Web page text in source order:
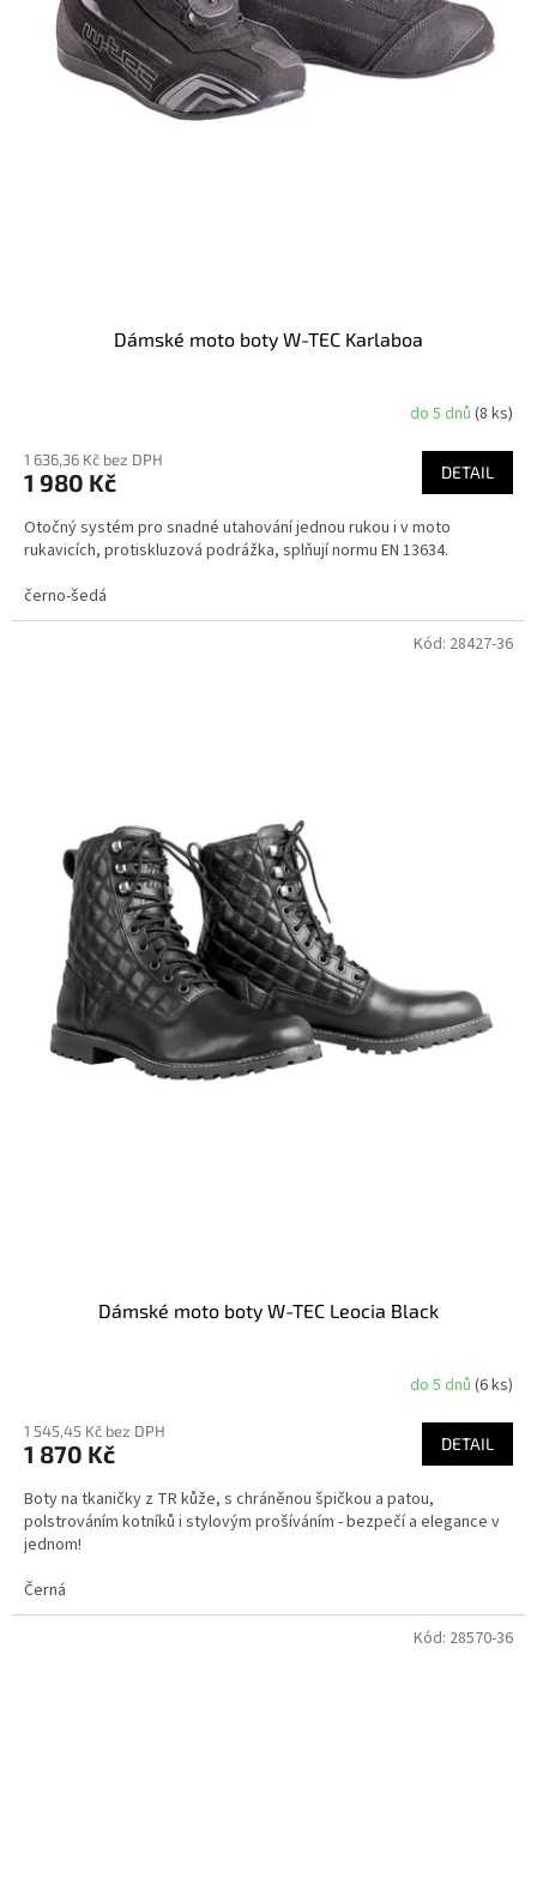
Dámské moto boty W-TEC Karlaboa
do 5 dnů (8 ks)
1 636,36 Kč bez DPH
1 980 Kč DETAIL
Otočný systém pro snadné utahování jednou rukou i v moto
rukavicích, protiskluzová podrážka, splňují normu EN 13634.
černo-šedá
Dámské moto boty W-TEC Leocia Black
do 5 dnů (6 ks)
1 545,45 Kč bez DPH
1 870 Kč DETAIL
Boty na tkaničky z TR kůže, s chráněnou špičkou a patou,
polstrováním kotníků i stylovým prošíváním - bezpečí a elegance v
jednom!
Černá
Kód: 28427-36
Kód: 28570-36